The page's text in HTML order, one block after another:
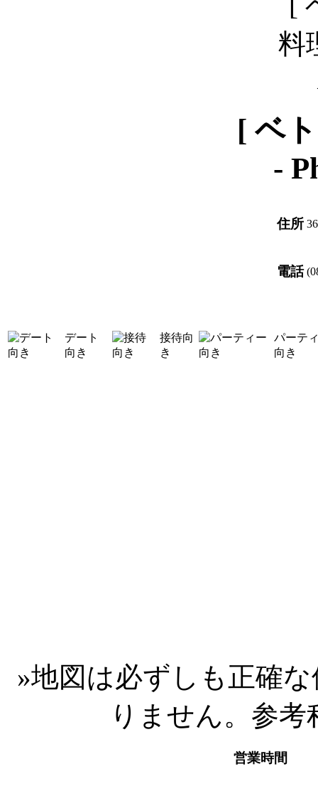
[ ベ
-
住所
電話
デート
向き
接待向
き
パーテ
向き
»地図は必ずしも正確
りません。参
営業時間